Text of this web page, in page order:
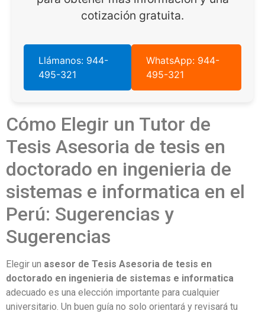
cotización gratuita.
Llámanos: 944-
495-321
WhatsApp: 944-
495-321
Cómo Elegir un Tutor de
Tesis Asesoria de tesis en
doctorado en ingenieria de
sistemas e informatica en el
Perú: Sugerencias y
Sugerencias
Elegir un asesor de Tesis Asesoria de tesis en
doctorado en ingenieria de sistemas e informatica
adecuado es una elección importante para cualquier
universitario. Un buen guía no solo orientará y revisará tu